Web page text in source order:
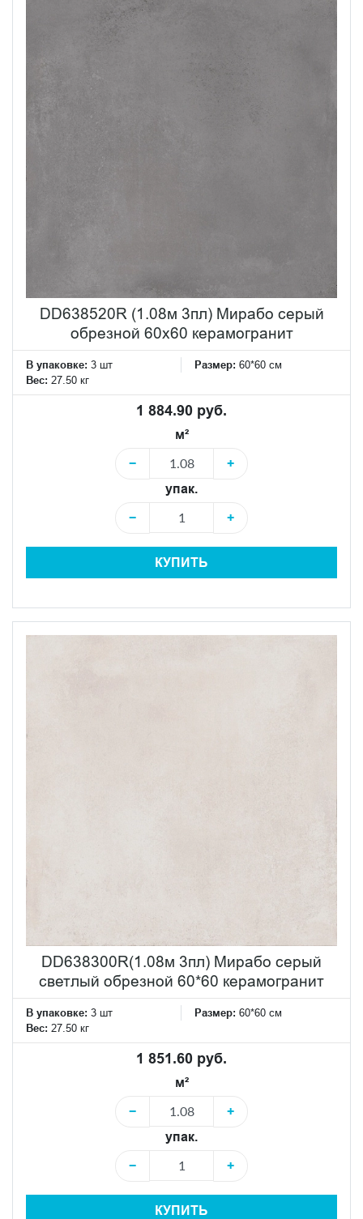
DD638520R (1.08м 3пл) Мирабо серый
обрезной 60х60 керамогранит
В упаковке: 3 шт Размер: 60*60 см
Вес: 27.50 кг
1 884.90 руб.
м²
−
+
упак.
−
+
КУПИТЬ
DD638300R(1.08м 3пл) Мирабо серый
светлый обрезной 60*60 керамогранит
В упаковке: 3 шт Размер: 60*60 см
Вес: 27.50 кг
1 851.60 руб.
м²
−
+
упак.
−
+
КУПИТЬ